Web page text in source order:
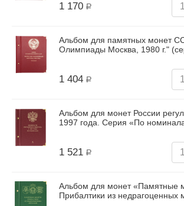
1 170 Р
Альбом для памятных монет
Олимпиады Москва, 1980 г."
1 404 Р
Альбом для монет России
1997 года. Серия «По
1 521 Р
Альбом для монет «Памятные
Прибалтики из недрагоценных